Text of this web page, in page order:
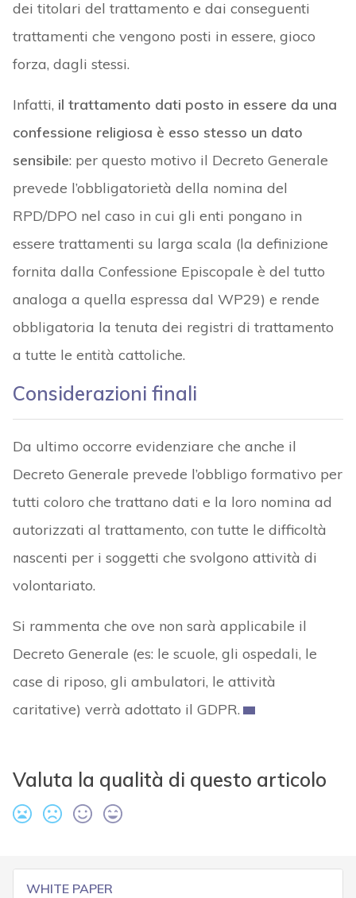
dei titolari del trattamento e dai conseguenti
trattamenti che vengono posti in essere, gioco
forza, dagli stessi.
Infatti, il trattamento dati posto in essere da una
confessione religiosa è esso stesso un dato
sensibile: per questo motivo il Decreto Generale
prevede l’obbligatorietà della nomina del
RPD/DPO nel caso in cui gli enti pongano in
essere trattamenti su larga scala (la definizione
fornita dalla Confessione Episcopale è del tutto
analoga a quella espressa dal WP29) e rende
obbligatoria la tenuta dei registri di trattamento
a tutte le entità cattoliche.
Considerazioni finali
Da ultimo occorre evidenziare che anche il
Decreto Generale prevede l’obbligo formativo per
tutti coloro che trattano dati e la loro nomina ad
autorizzati al trattamento, con tutte le difficoltà
nascenti per i soggetti che svolgono attività di
volontariato.
Si rammenta che ove non sarà applicabile il
Decreto Generale (es: le scuole, gli ospedali, le
case di riposo, gli ambulatori, le attività
caritative) verrà adottato il GDPR.
Valuta la qualità di questo articolo
WHITE PAPER